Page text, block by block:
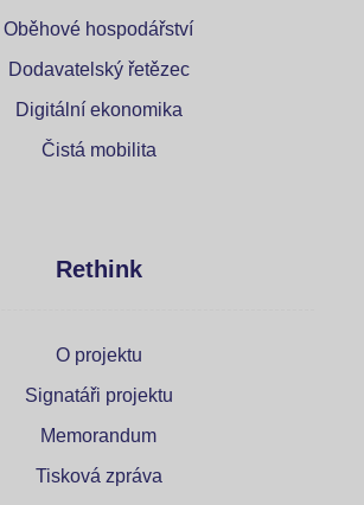
Oběhové hospodářství
Dodavatelský řetězec
Digitální ekonomika
Čistá mobilita
Rethink
O projektu
Signatáři projektu
Memorandum
Tisková zpráva